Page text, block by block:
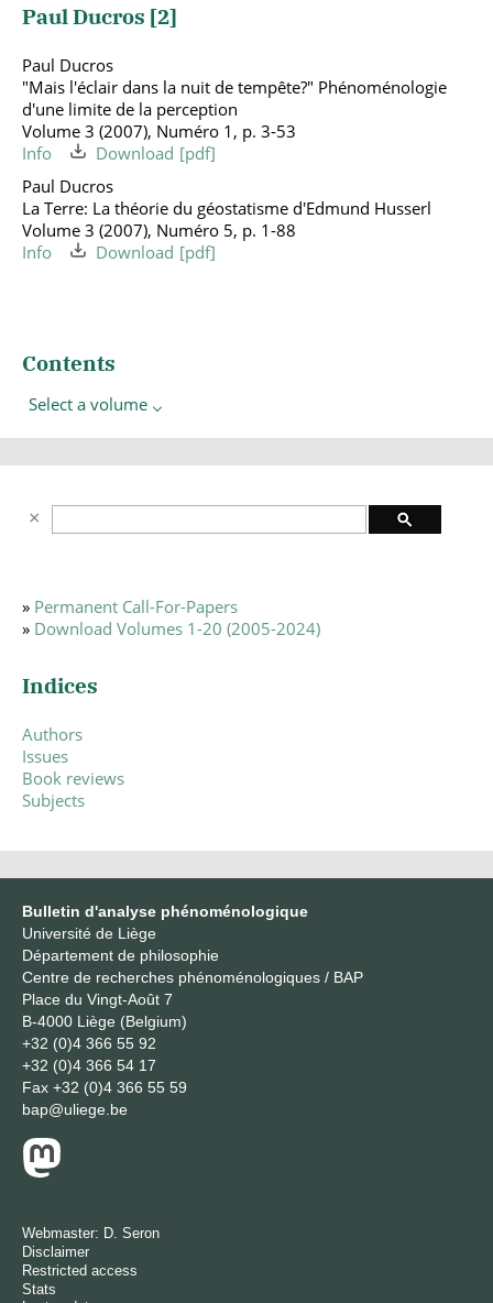
Paul Ducros [2]
Paul Ducros
"Mais l'éclair dans la nuit de tempête?" Phénoménologie
d'une limite de la perception
Volume 3 (2007), Numéro 1, p. 3-53
Info
Download
Paul Ducros
La Terre: La théorie du géostatisme d'Edmund Husserl
Volume 3 (2007), Numéro 5, p. 1-88
Info
Download
Contents
Select a volume
» Permanent Call-For-Papers
» Download Volumes 1-20 (2005-2024)
Indices
Authors
Issues
Book reviews
Subjects
Bulletin d'analyse phénoménologique
Université de Liège
Département de philosophie
Centre de recherches phénoménologiques / BAP
Place du Vingt-Août 7
B-4000 Liège (Belgium)
+32 (0)4 366 55 92
+32 (0)4 366 54 17
Fax +32 (0)4 366 55 59
bap@uliege.be
Webmaster: D. Seron
Disclaimer
Restricted access
Stats